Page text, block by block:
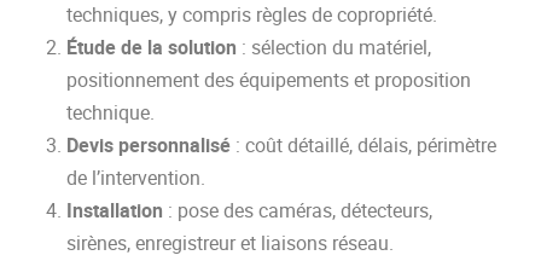
techniques, y compris règles de copropriété.
Étude de la solution : sélection du matériel,
positionnement des équipements et proposition
technique.
Devis personnalisé : coût détaillé, délais, périmètre
de l’intervention.
Installation : pose des caméras, détecteurs,
sirènes, enregistreur et liaisons réseau.